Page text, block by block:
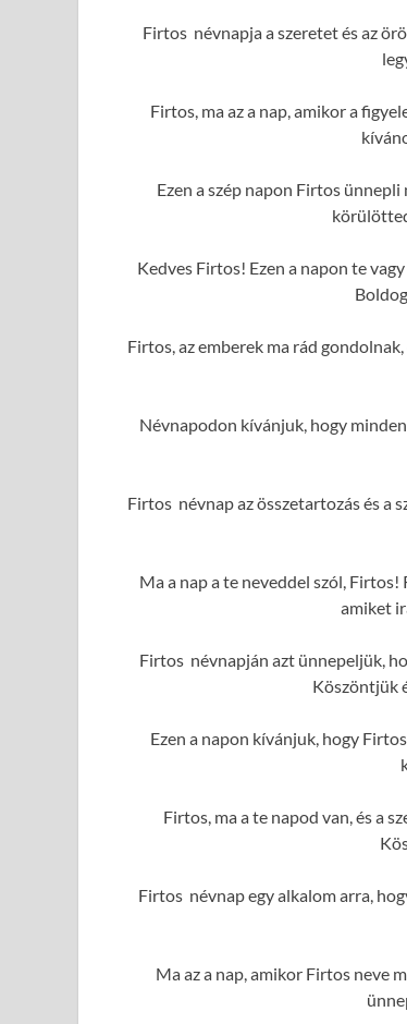
Firtos névnapja a szeretet és az
Firtos, ma az a nap, amikor a
Ezen a szép napon Firtos
Kedves Firtos! Ezen a napon te
Firtos, az emberek ma rád
Névnapodon kívánjuk, hogy
Firtos névnap az összetartozás és a
Ma a nap a te neveddel szól,
amiket
Firtos névnapján azt ünnepeljük,
Köszöntjük
Ezen a napon kívánjuk, hogy
Firtos, ma a te napod van, és a
Firtos névnap egy alkalom arra,
Ma az a nap, amikor Firtos neve